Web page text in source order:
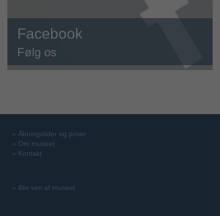
Facebook
Følg os
» Åbningstider og priser
» Om museet
» Kontakt
» Bliv ven af museet